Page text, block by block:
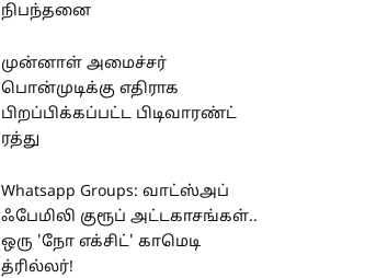
நிபந்தனை
முன்னாள் அமைச்சர்
பொன்முடிக்கு எதிராக
பிறப்பிக்கப்பட்ட பிடிவாரண்ட்
ரத்து
Whatsapp Groups: வாட்ஸ்அப்
ஃபேமிலி குரூப் அட்டகாசங்கள்..
ஒரு 'நோ எக்சிட்' காமெடி
த்ரில்லர்!